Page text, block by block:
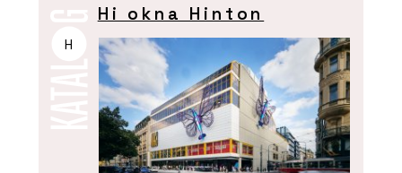
H
Hi okna Hinton